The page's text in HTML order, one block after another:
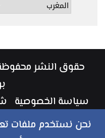
سياسة الخصوصية
نحن نستخدم ملفات